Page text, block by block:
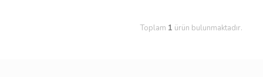
Toplam 1 ürün bulunmaktadır.